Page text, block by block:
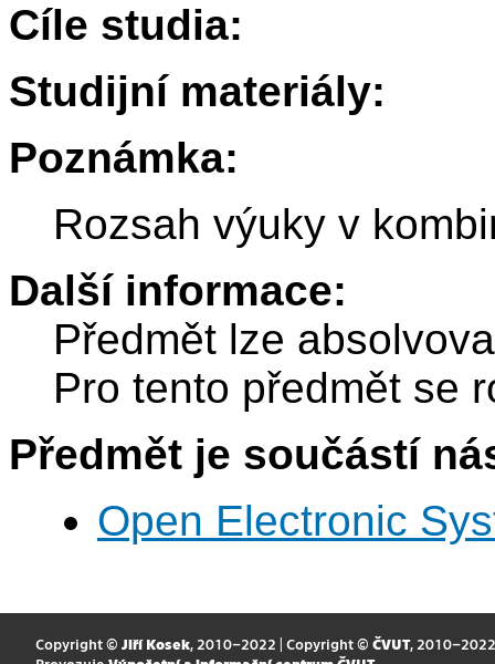
Cíle studia:
Studijní materiály:
Poznámka:
Rozsah výuky v
Další informace:
Předmět lze
Pro tento předmět se
Předmět je součástí
Open Electronic
Copyright © Jiří Kosek, 2010–2022 | Copyright © ČVUT, 2010–2022